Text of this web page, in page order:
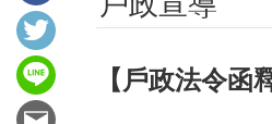
【戶政法令